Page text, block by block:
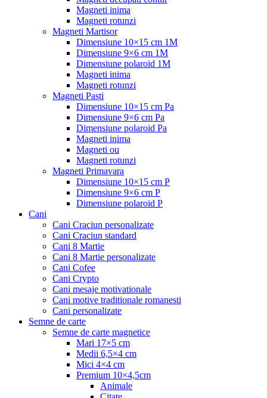
Magneti inima
Magneti rotunzi
Magneti Martisor
Dimensiune 10×15 cm 1M
Dimensiune 9×6 cm 1M
Dimensiune polaroid 1M
Magneti inima
Magneti rotunzi
Magneti Pasti
Dimensiune 10×15 cm Pa
Dimensiune 9×6 cm Pa
Dimensiune polaroid Pa
Magneti inima
Magneti ou
Magneti rotunzi
Magneti Primavara
Dimensiune 10×15 cm P
Dimensiune 9×6 cm P
Dimensiune polaroid P
Cani
Cani Craciun personalizate
Cani Craciun standard
Cani 8 Martie
Cani 8 Martie personalizate
Cani Cofee
Cani Crypto
Cani mesaje motivationale
Cani motive traditionale romanesti
Cani personalizate
Semne de carte
Semne de carte magnetice
Mari 17×5 cm
Medii 6,5×4 cm
Mici 4×4 cm
Premium 10×4,5cm
Animale